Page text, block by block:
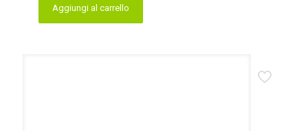
Aggiungi al carrello